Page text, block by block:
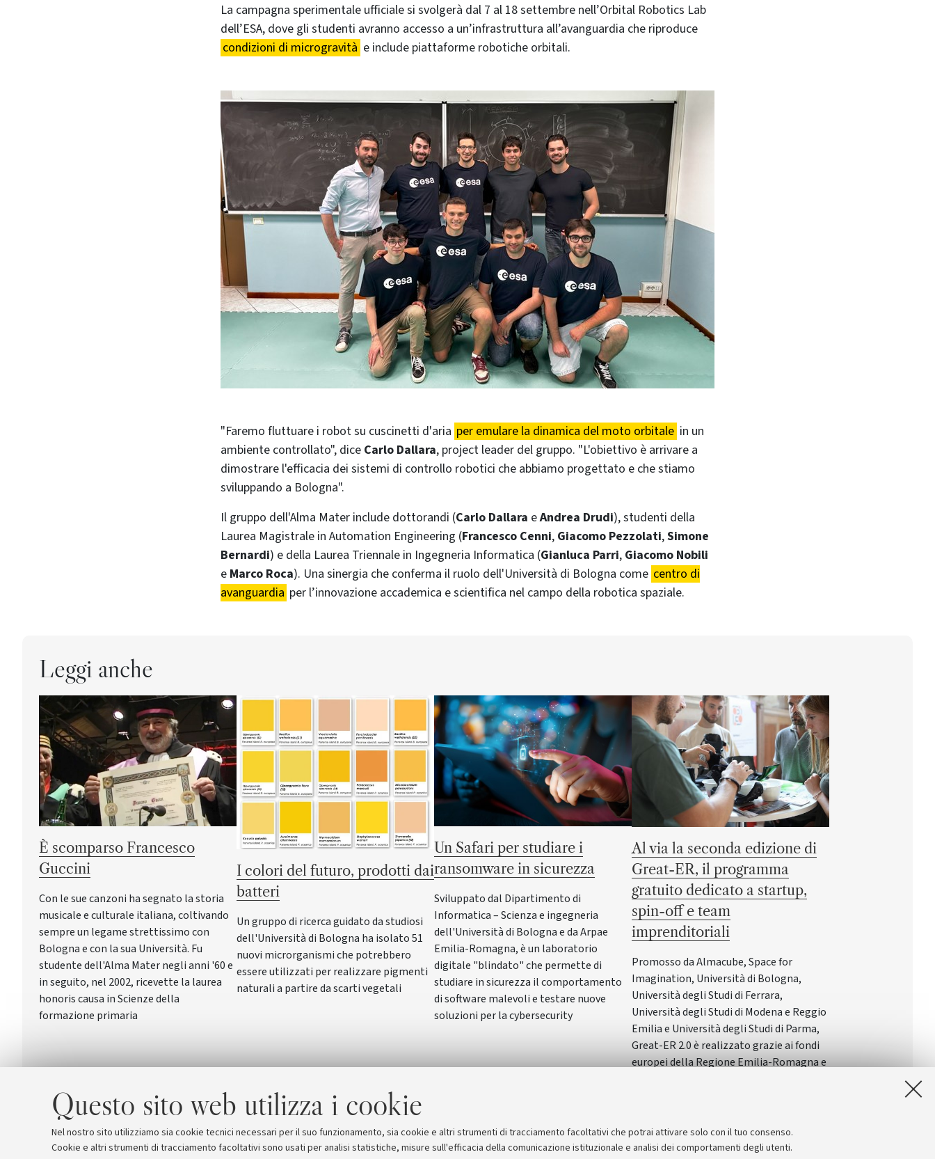
Questo sito web utilizza i cookie
Nel nostro sito utilizziamo sia cookie tecnici necessari per il suo funzionamento, sia cookie e altri strumenti di tracciamento facoltativi che potrai attivare solo con il tuo consenso.
Cookie e altri strumenti di tracciamento facoltativi sono usati per analisi statistiche, misure sull'efficacia della comunicazione istituzionale e analisi dei comportamenti degli utenti.
La campagna sperimentale ufficiale si svolgerà dal 7 al 18 settembre nell’Orbital Robotics Lab
dell’ESA, dove gli studenti avranno accesso a un’infrastruttura all’avanguardia che riproduce
condizioni di microgravità e include piattaforme robotiche orbitali.
"Faremo fluttuare i robot su cuscinetti d'aria per emulare la dinamica del moto orbitale in un
ambiente controllato", dice Carlo Dallara, project leader del gruppo. "L'obiettivo è arrivare a
dimostrare l'efficacia dei sistemi di controllo robotici che abbiamo progettato e che stiamo
sviluppando a Bologna".
Il gruppo dell'Alma Mater include dottorandi (Carlo Dallara eAndrea Drudi), studenti della
Laurea Magistrale in Automation Engineering (Francesco Cenni, Giacomo Pezzolati,Simone
Bernardi) e della Laurea Triennale in Ingegneria Informatica (Gianluca Parri, Giacomo Nobili
e Marco Roca). Una sinergia che conferma il ruolo dell'Università di Bologna come centro di
avanguardia per l’innovazione accademica e scientifica nel campo della robotica spaziale.
Leggi anche
È scomparso Francesco
Guccini
Con le sue canzoni ha segnato la storia
musicale e culturale italiana, coltivando
sempre un legame strettissimo con
Bologna e con la sua Università. Fu
studente dell'Alma Mater negli anni '60 e
in seguito, nel 2002, ricevette la laurea
honoris causa in Scienze della
formazione primaria
I colori del futuro, prodotti dai
batteri
Un gruppo di ricerca guidato da studiosi
dell'Università di Bologna ha isolato 51
nuovi microrganismi che potrebbero
essere utilizzati per realizzare pigmenti
naturali a partire da scarti vegetali
Un Safari per studiare i
ransomware in sicurezza
Sviluppato dal Dipartimento di
Informatica – Scienza e ingegneria
dell'Università di Bologna e da Arpae
Emilia-Romagna, è un laboratorio
digitale "blindato" che permette di
studiare in sicurezza il comportamento
di software malevoli e testare nuove
soluzioni per la cybersecurity
Al via la seconda edizione di
Great-ER, il programma
gratuito dedicato a startup,
spin-off e team
imprenditoriali
Promosso da Almacube, Space for
Imagination, Università di Bologna,
Università degli Studi di Ferrara,
Università degli Studi di Modena e Reggio
Emilia e Università degli Studi di Parma,
Great-ER 2.0 è realizzato grazie ai fondi
europei della Regione Emilia-Romagna e
università, imprese e investitori